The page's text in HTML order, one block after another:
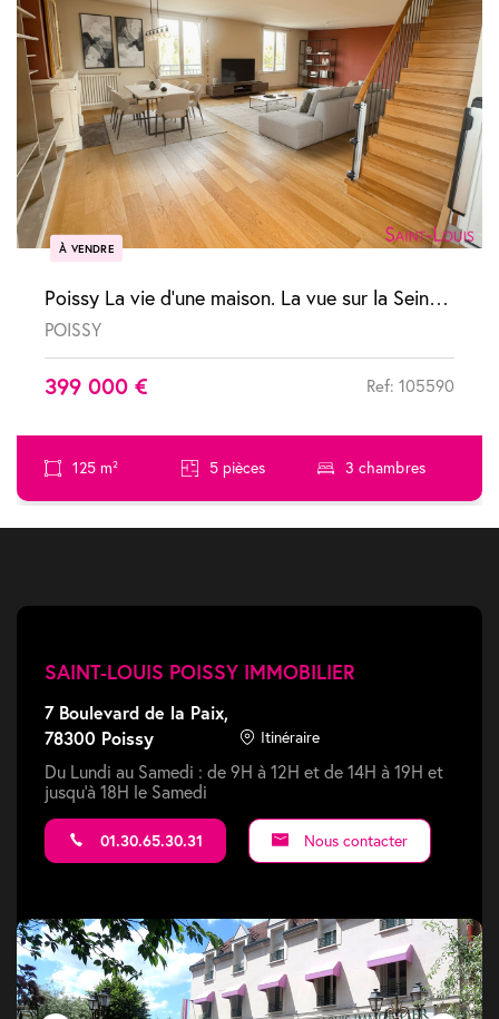
À VENDRE
Poissy La vie d'une maison. La vue sur la Seine en prime. Duplex de 5 pièces 8 min du RER A
POISSY
399 000 € Ref: 105590
125 m² 5 pièces 3 chambres
SAINT-LOUIS POISSY IMMOBILIER
7 Boulevard de la Paix,
78300 Poissy
Itinéraire
Du Lundi au Samedi : de 9H à 12H et de 14H à 19H et
jusqu'à 18H le Samedi
01.30.65.30.31 Nous contacter